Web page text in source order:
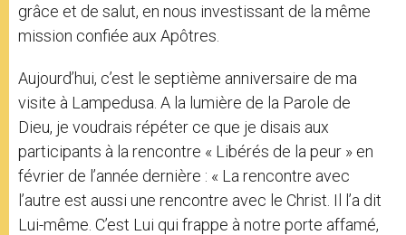
grâce et de salut, en nous investissant de la même
mission confiée aux Apôtres.
Aujourd’hui, c’est le septième anniversaire de ma
visite à Lampedusa. A la lumière de la Parole de
Dieu, je voudrais répéter ce que je disais aux
participants à la rencontre « Libérés de la peur » en
février de l’année dernière : « La rencontre avec
l’autre est aussi une rencontre avec le Christ. Il l’a dit
Lui-même. C’est Lui qui frappe à notre porte affamé,